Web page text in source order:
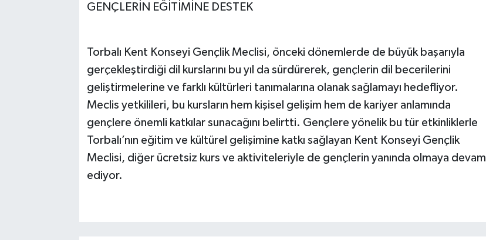
GENÇLERİN EĞİTİMİNE DESTEK
Torbalı Kent Konseyi Gençlik Meclisi, önceki dönemlerde de büyük başarıyla
gerçekleştirdiği dil kurslarını bu yıl da sürdürerek, gençlerin dil becerilerini
geliştirmelerine ve farklı kültürleri tanımalarına olanak sağlamayı hedefliyor.
Meclis yetkilileri, bu kursların hem kişisel gelişim hem de kariyer anlamında
gençlere önemli katkılar sunacağını belirtti. Gençlere yönelik bu tür etkinliklerle
Torbalı’nın eğitim ve kültürel gelişimine katkı sağlayan Kent Konseyi Gençlik
Meclisi, diğer ücretsiz kurs ve aktiviteleriyle de gençlerin yanında olmaya devam
ediyor.